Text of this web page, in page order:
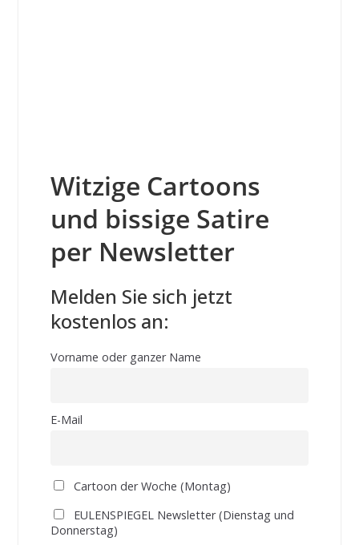
Witzige Cartoons
und bissige Satire
per Newsletter
Melden Sie sich jetzt
kostenlos an:
Vorname oder ganzer Name
E-Mail
Cartoon der Woche (Montag)
EULENSPIEGEL Newsletter (Dienstag und
Donnerstag)